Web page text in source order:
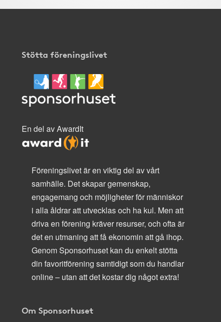
Stötta föreningslivet
En del av AwardIt
Föreningslivet är en viktig del av vårt
samhälle. Det skapar gemenskap,
engagemang och möjligheter för människor
i alla åldrar att utvecklas och ha kul. Men att
driva en förening kräver resurser, och ofta är
det en utmaning att få ekonomin att gå ihop.
Genom Sponsorhuset kan du enkelt stötta
din favoritförening samtidigt som du handlar
online – utan att det kostar dig något extra!
Om Sponsorhuset